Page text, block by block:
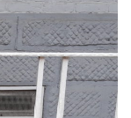
g
a
t
i
o